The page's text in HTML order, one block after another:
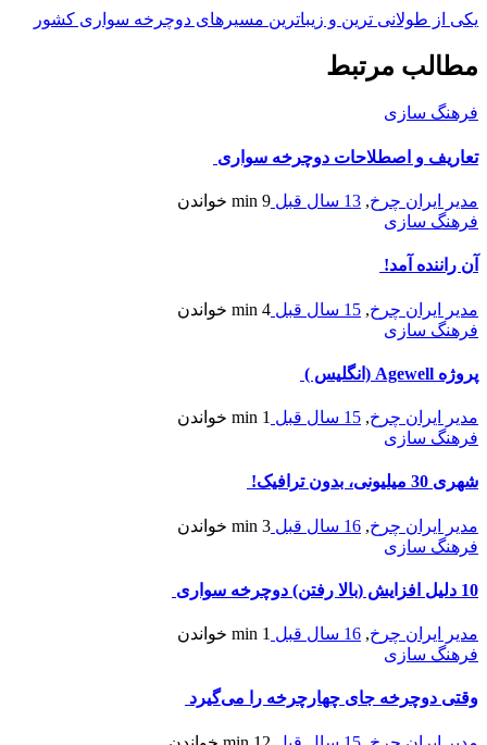
يكى از طولانى ترين و زيباترين مسيرهاى دوچرخه سوارى كشور
مطالب مرتبط
فرهنگ سازی
تعاریف و اصطلاحات دوچرخه سواری
مدیر ایران چرخ, 13 سال قبل 9 min
خواندن
فرهنگ سازی
آن راننده آمد!
مدیر ایران چرخ, 15 سال قبل 4 min
خواندن
فرهنگ سازی
پروژه Agewell (انگلیس )
مدیر ایران چرخ, 15 سال قبل 1 min
خواندن
فرهنگ سازی
شهری 30 میلیونی، بدون ترافیک!
مدیر ایران چرخ, 16 سال قبل 3 min
خواندن
فرهنگ سازی
10 دلیل افزایش (بالا رفتن) دوچرخه سواری
مدیر ایران چرخ, 16 سال قبل 1 min
خواندن
فرهنگ سازی
وقتی دوچرخه جای چهارچرخه را می‌گیرد